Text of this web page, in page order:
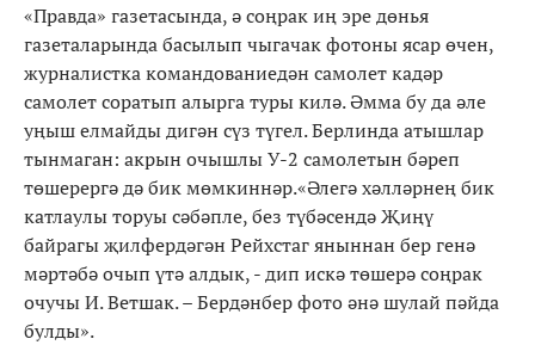
«Правда» газетасында, ә соңрак иң эре дөнья
газеталарында басылып чыгачак фотоны ясар өчен,
журналистка командованиедән самолет кадәр
самолет соратып алырга туры килә. Әмма бу да әле
уңыш елмайды дигән сүз түгел. Берлинда атышлар
тынмаган: акрын очышлы У-2 самолетын бәреп
төшерергә дә бик мөмкиннәр.«Әлегә хәлләрнең бик
катлаулы торуы сәбәпле, без түбәсендә Җиңү
байрагы җилфердәгән Рейхстаг яныннан бер генә
мәртәбә очып үтә алдык, - дип искә төшерә соңрак
очучы И. Ветшак. – Бердәнбер фото әнә шулай пәйда
булды».